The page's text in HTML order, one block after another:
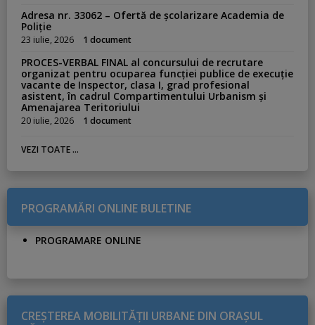
Adresa nr. 33062 – Ofertă de școlarizare Academia de
Poliție
23 iulie, 2026 1 document
PROCES-VERBAL FINAL al concursului de recrutare
organizat pentru ocuparea funcției publice de execuție
vacante de Inspector, clasa I, grad profesional
asistent, în cadrul Compartimentului Urbanism și
Amenajarea Teritoriului
20 iulie, 2026 1 document
VEZI TOATE ...
PROGRAMĂRI ONLINE BULETINE
PROGRAMARE ONLINE
CREŞTEREA MOBILITĂŢII URBANE DIN ORAŞUL